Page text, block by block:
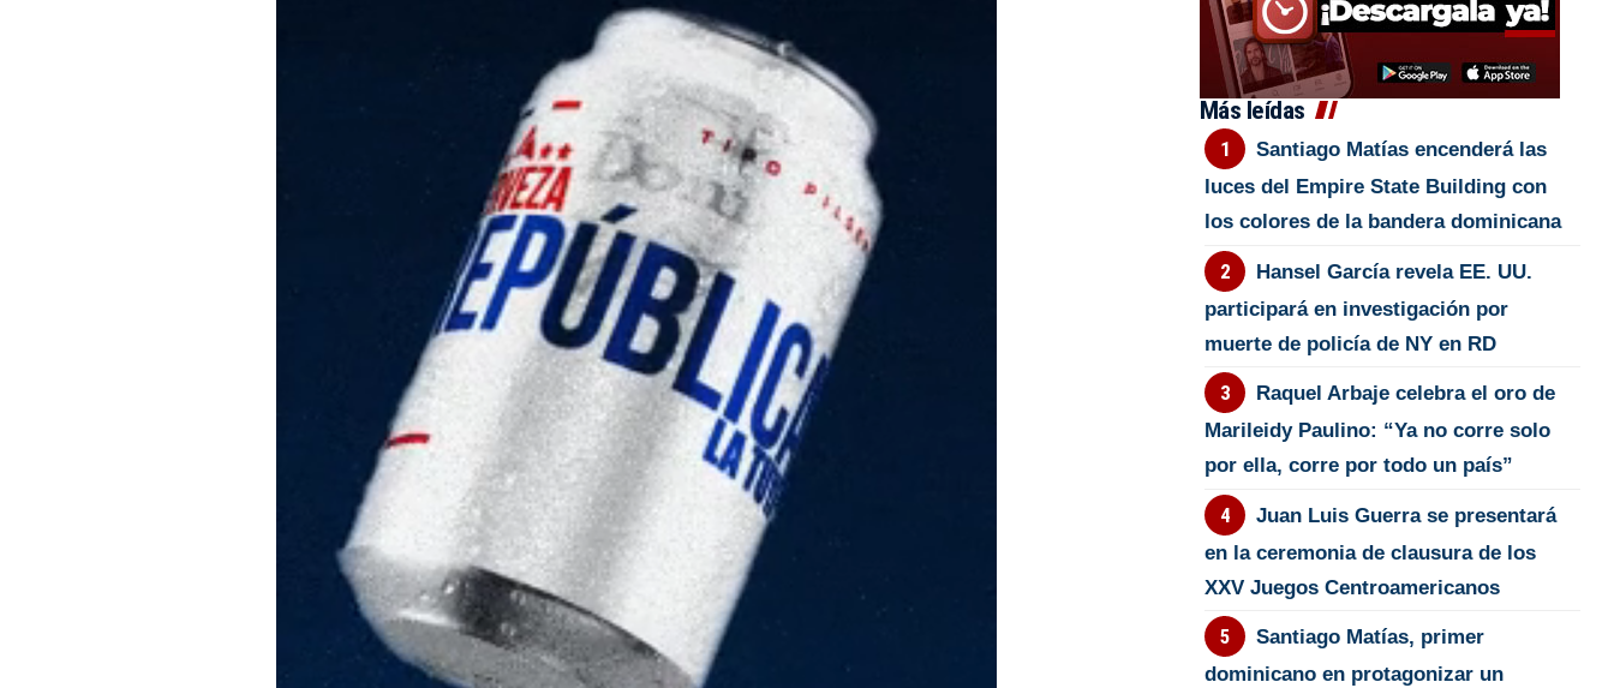
Más leídas
Santiago Matías encenderá las
luces del Empire State Building con
los colores de la bandera dominicana
Hansel García revela EE. UU.
participará en investigación por
muerte de policía de NY en RD
Raquel Arbaje celebra el oro de
Marileidy Paulino: “Ya no corre solo
por ella, corre por todo un país”
Juan Luis Guerra se presentará
en la ceremonia de clausura de los
XXV Juegos Centroamericanos
Santiago Matías, primer
dominicano en protagonizar un